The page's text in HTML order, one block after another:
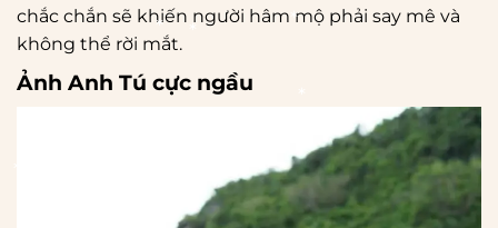
chắc chắn sẽ khiến người hâm mộ phải say mê và
không thể rời mắt.
Ảnh Anh Tú cực ngầu